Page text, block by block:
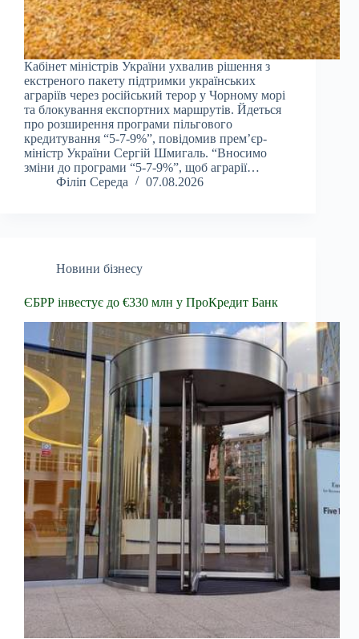
Кабінет міністрів України ухвалив рішення з
екстреного пакету підтримки українських
аграріїв через російський терор у Чорному морі
та блокування експортних маршрутів. Йдеться
про розширення програми пільгового
кредитування “5-7-9%”, повідомив прем’єр-
міністр України Сергій Шмигаль. “Вносимо
зміни до програми “5-7-9%”, щоб аграрії…
Філіп Середа
07.08.2026
Новини бізнесу
ЄБРР інвестує до €330 млн у ПроКредит Банк